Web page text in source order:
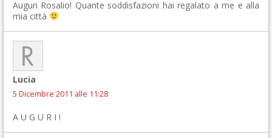
Auguri Rosalio! Quante soddisfazioni hai regalato a me e alla
mia città
Lucia
5 Dicembre 2011 alle 11:28
A U G U R I !